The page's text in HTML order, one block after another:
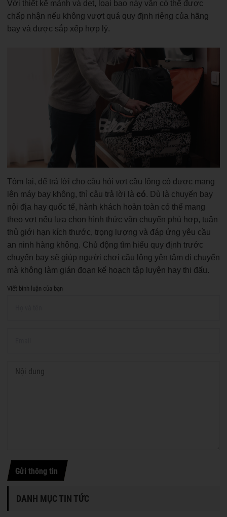
Với thiết kế mảnh và dẹt, loại bao này vẫn có thể được
chấp nhận nếu không vượt quá quy định riêng của hãng
bay và được sắp xếp hợp lý.
Tóm lại, để trả lời cho câu hỏi vợt cầu lông có được mang
lên máy bay không, thì câu trả lời là có. Dù là chuyến bay
nội địa hay quốc tế, hành khách hoàn toàn có thể mang
theo vợt nếu lựa chọn hình thức vận chuyển phù hợp, tuân
thủ giới hạn kích thước, trọng lượng và đáp ứng yêu cầu
an ninh hàng không. Chủ động tìm hiểu quy định trước
chuyến bay sẽ giúp người chơi cầu lông yên tâm di chuyển
mà không làm gián đoạn kế hoạch tập luyện hay thi đấu.
Viết bình luận của bạn
Gửi thông tin
DANH MỤC TIN TỨC